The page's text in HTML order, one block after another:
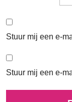
Stuur mij een e-
Stuur mij een e-